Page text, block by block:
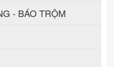
- BÁO TRỘM